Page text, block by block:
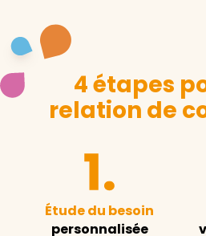
4 étapes
relation de
Étude du besoin
personnalisée